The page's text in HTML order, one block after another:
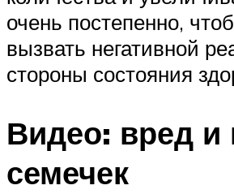
очень постепенно,
вызвать негативной
стороны состояния
Видео: вред и
семечек